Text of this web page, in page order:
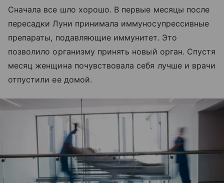
Сначала все шло хорошо. В первые месяцы после
пересадки Луни принимала иммуносупрессивные
препараты, подавляющие иммунитет. Это
позволило организму принять новый орган. Спустя
месяц женщина почувствовала себя лучше и врачи
отпустили ее домой.